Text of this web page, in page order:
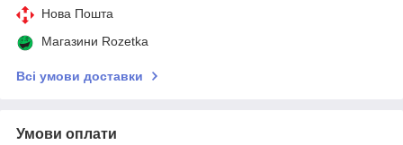
Нова Пошта
Магазини Rozetka
Всі умови доставки
Умови оплати